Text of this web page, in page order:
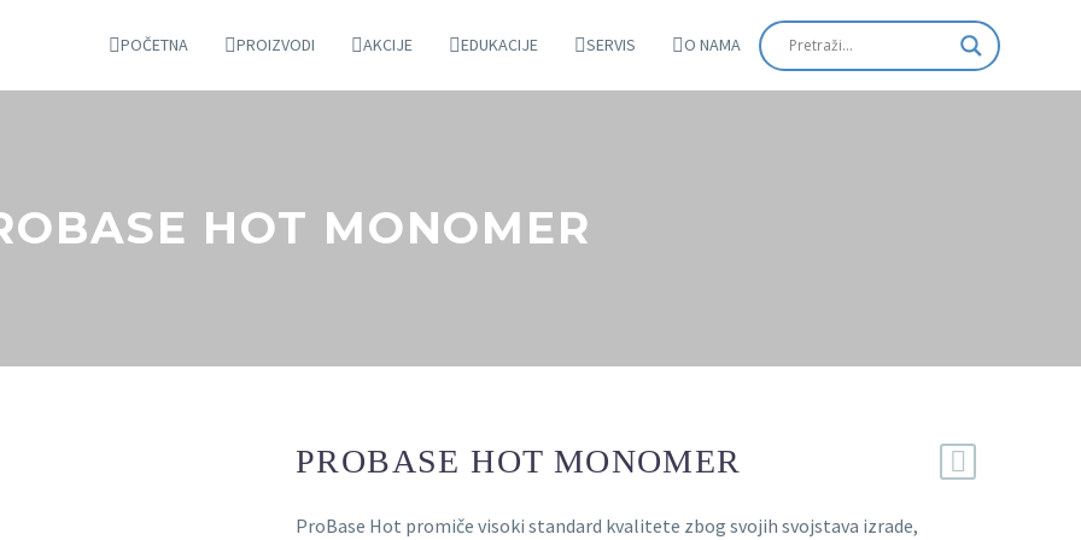
POČETNA PROIZVODI AKCIJE EDUKACIJE SERVIS O NAMA
HOT MONOMER
PROBASE HOT MONOMER
ProBase Hot promiče visoki standard kvalitete zbog svojih svojstava izrade,